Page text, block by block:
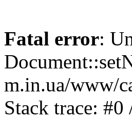
Fatal error:
m.in.ua/www/
Stack trace: